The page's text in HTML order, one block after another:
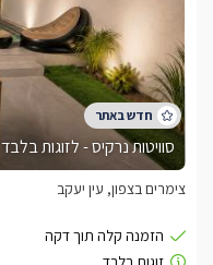
סוויטות נרקיס - לזוגות בלבד
צימרים בצפון, עין יעקב